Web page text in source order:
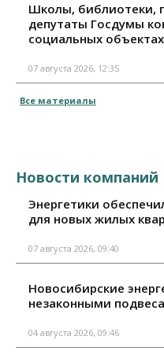
Школы, библиотеки,
депутаты Госдумы
социальных объектах
07 августа 2026, 12:35
Все материалы
Новости компаний
Энергетики
для новых жилых
07 августа 2026, 09:40
Новосибирские
незаконными
04 августа 2026, 09:46